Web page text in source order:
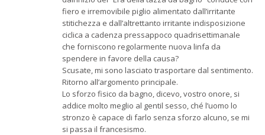
fiero e irremovibile piglio alimentato dall’irritante
stitichezza e dall’altrettanto irritante indisposizione
ciclica a cadenza pressappoco quadrisettimanale
che forniscono regolarmente nuova linfa da
spendere in favore della causa?
Scusate, mi sono lasciato trasportare dal sentimento.
Ritorno all’argomento principale.
Lo sforzo fisico da bagno, dicevo, vostro onore, si
addice molto meglio al gentil sesso, ché l’uomo lo
stronzo è capace di farlo senza sforzo alcuno, se mi
si passa il francesismo.